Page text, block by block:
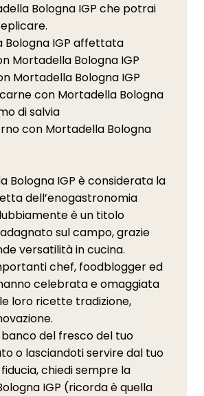
Bologna IGP che potrai
Bologna IGP affettata
Mortadella Bologna IGP
Mortadella Bologna IGP
con Mortadella Bologna
di salvia
con Mortadella Bologna
Bologna IGP è considerata la
dell’enogastronomia
è un titolo
sul campo, grazie
versatilità in cucina.
chef, foodblogger ed
celebrata e omaggiata
loro ricette tradizione,
banco del fresco del tuo
o lasciandoti servire dal tuo
chiedi sempre la
IGP (ricorda è quella